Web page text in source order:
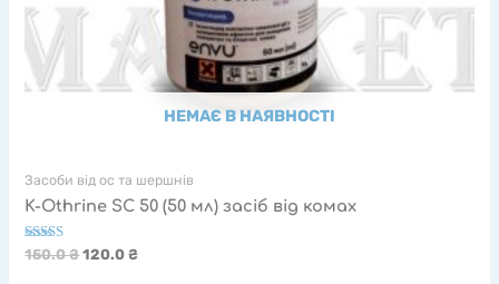
НЕМАЄ В НАЯВНОСТІ
Засоби від ос та шершнів
K-Othrine SC 50 (50 мл) засіб від комах
Оцінено в
150.0₴ 120.0₴